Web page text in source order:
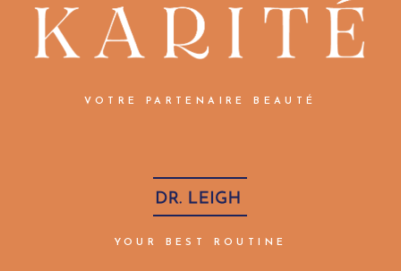
VOTRE PARTENAIRE BEAUTÉ
YOUR BEST ROUTINE